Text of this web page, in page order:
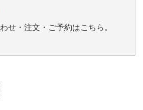
せ・注文・ご予約はこちら。